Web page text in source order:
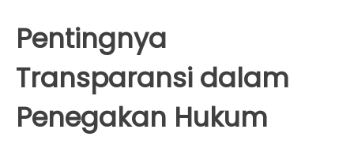
Pentingnya
Transparansi dalam
Penegakan Hukum